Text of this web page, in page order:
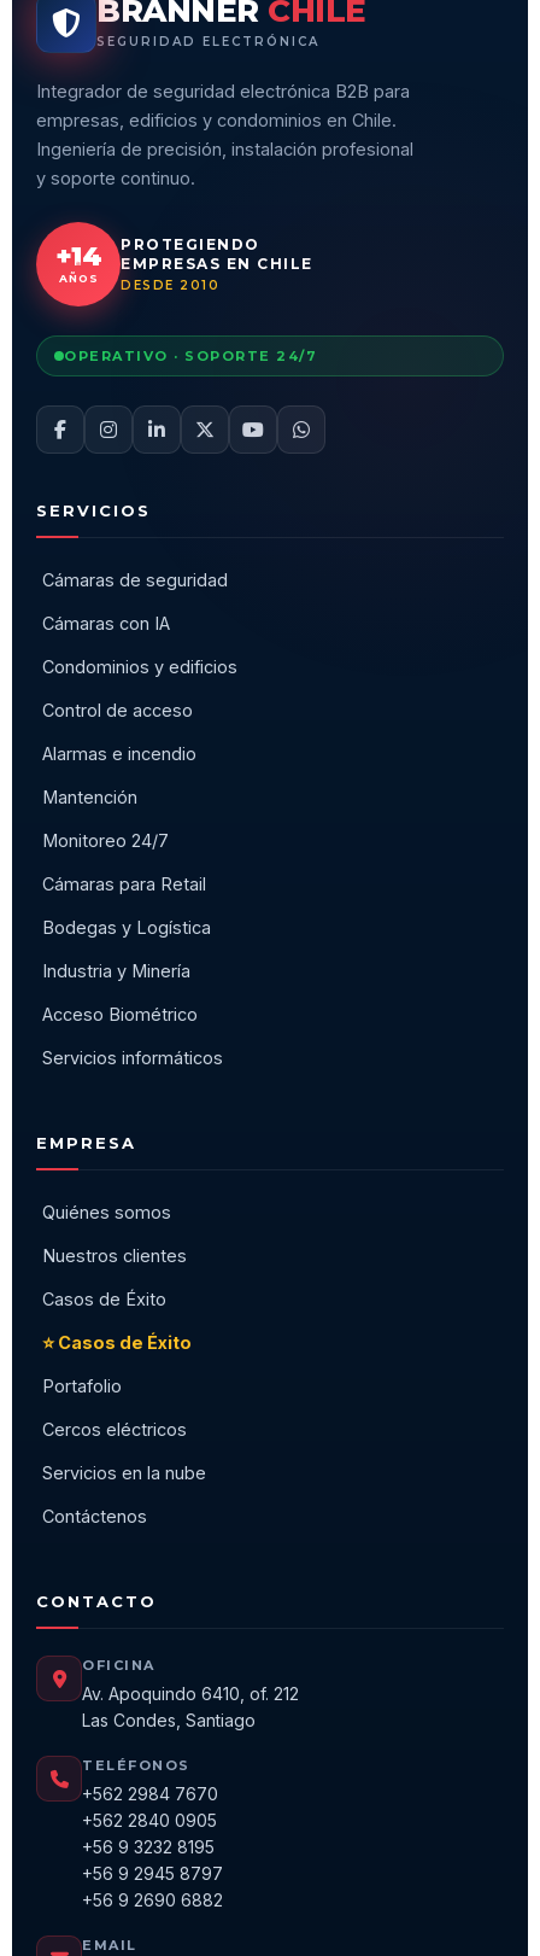
BRANNER CHILE
SEGURIDAD ELECTRÓNICA
Integrador de seguridad electrónica B2B para
empresas, edificios y condominios en Chile.
Ingeniería de precisión, instalación profesional
y soporte continuo.
+14
AÑOS
PROTEGIENDO
EMPRESAS EN CHILE
DESDE 2010
OPERATIVO · SOPORTE 24/7
SERVICIOS
Cámaras de seguridad
Cámaras con IA
Condominios y edificios
Control de acceso
Alarmas e incendio
Mantención
Monitoreo 24/7
Cámaras para Retail
Bodegas y Logística
Industria y Minería
Acceso Biométrico
Servicios informáticos
EMPRESA
Quiénes somos
Nuestros clientes
Casos de Éxito
⭐ Casos de Éxito
Portafolio
Cercos eléctricos
Servicios en la nube
Contáctenos
CONTACTO
OFICINA
Av. Apoquindo 6410, of. 212
Las Condes, Santiago
TELÉFONOS
+562 2984 7670
+562 2840 0905
+56 9 3232 8195
+56 9 2945 8797
+56 9 2690 6882
EMAIL